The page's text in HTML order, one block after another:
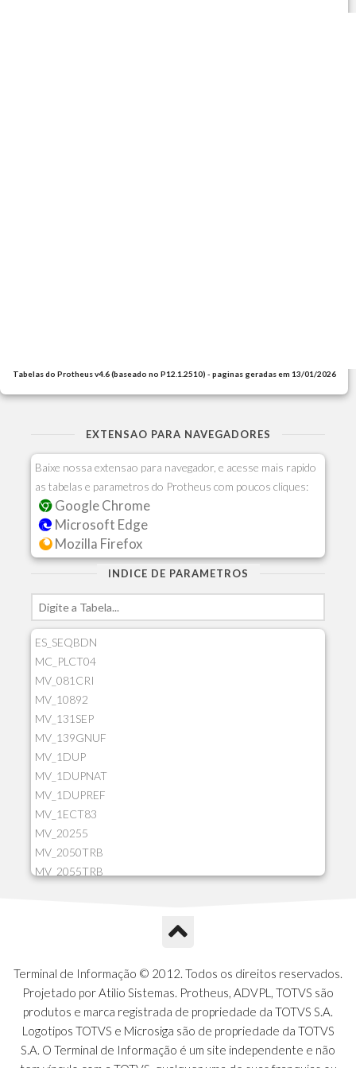
Tabelas do Protheus v4.6 (baseado no P12.1.2510) - paginas geradas em 13/01/2026
EXTENSAO PARA NAVEGADORES
Baixe nossa extensao para navegador, e acesse mais rapido
as tabelas e parametros do Protheus com poucos cliques:
Google Chrome
Microsoft Edge
Mozilla Firefox
INDICE DE PARAMETROS
ES_SEQBDN
MC_PLCT04
MV_081CRI
MV_10892
MV_131SEP
MV_139GNUF
MV_1DUP
MV_1DUPNAT
MV_1DUPREF
MV_1ECT83
MV_20255
MV_2050TRB
MV_2055TRB
MV_2GNOINC
MV_320SLD
MV_325PMDA
MV_330ATCM
MV_340LOCK
MV_3DUPREF
Terminal de Informação © 2012. Todos os direitos reservados.
Projetado por Atilio Sistemas. Protheus, ADVPL, TOTVS são
produtos e marca registrada de propriedade da TOTVS S.A.
Logotipos TOTVS e Microsiga são de propriedade da TOTVS
S.A. O Terminal de Informação é um site independente e não